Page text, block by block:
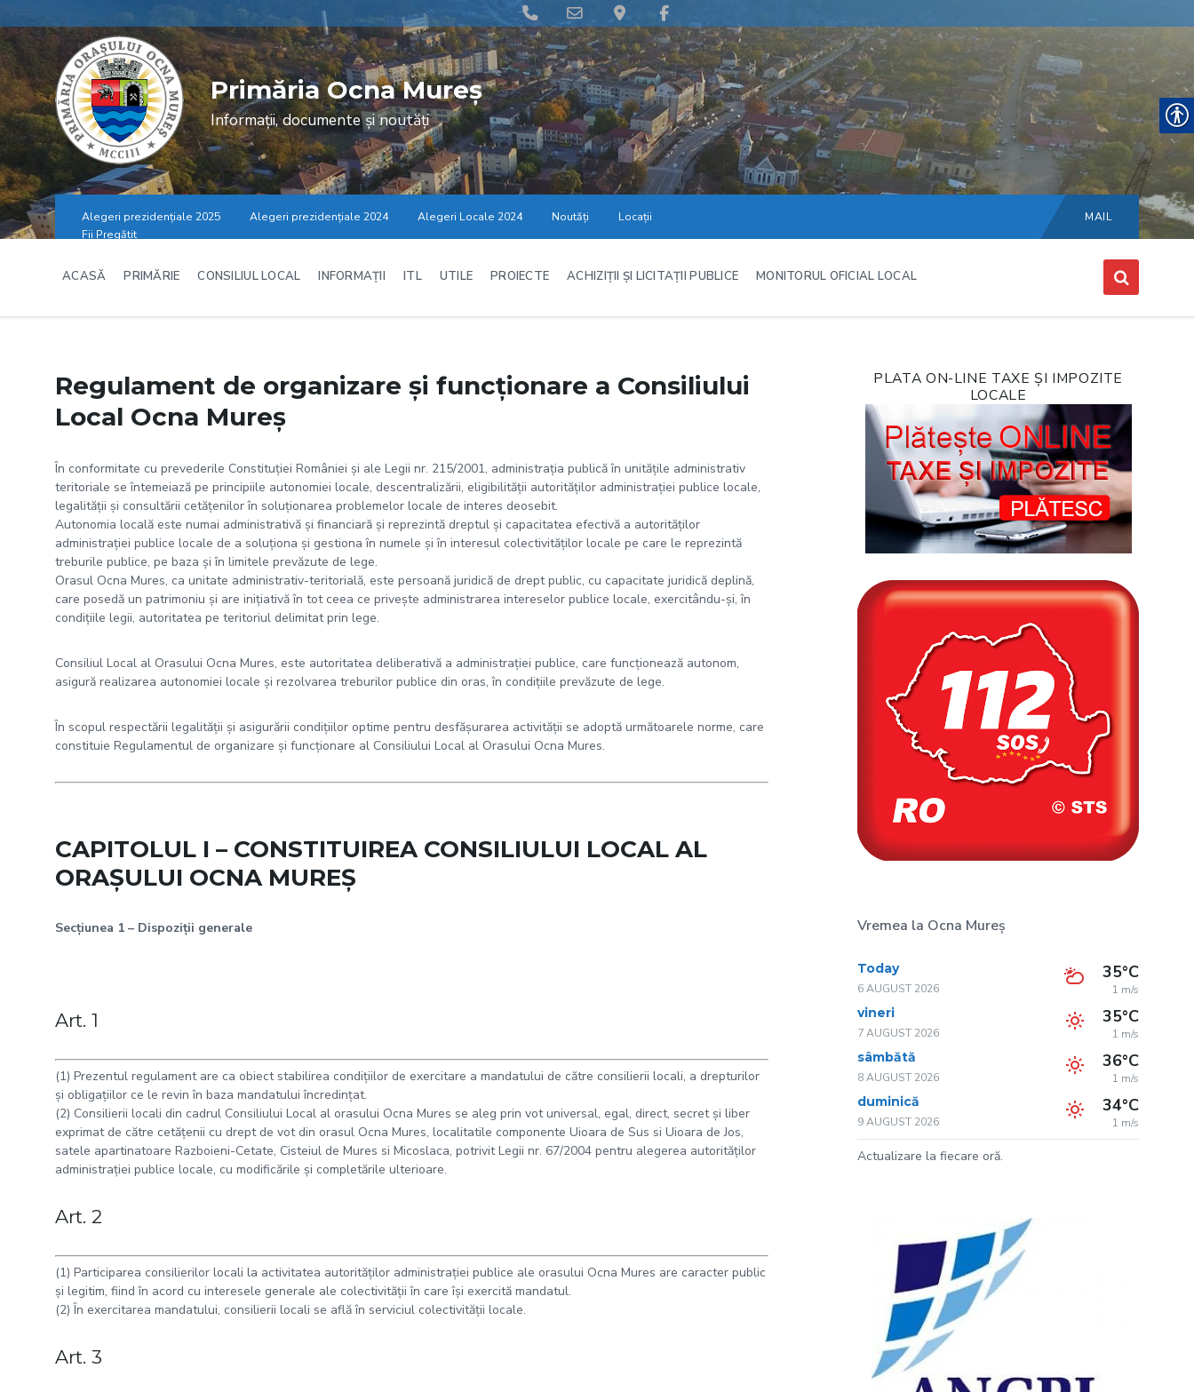
content
main
navigation
footer
Primăria Ocna Mureș
Informații, documente și noutăți
Alegeri prezidențiale 2025 Alegeri prezidențiale 2024 Alegeri Locale 2024 Noutăți
Locații
Fii Pregătit
Choose
language:
MAIL
ACASĂ PRIMĂRIE CONSILIUL LOCAL INFORMAȚII ITL UTILE PROIECTE ACHIZIȚII ȘI LICITAȚII PUBLICE MONITORUL OFICIAL LOCAL
Regulament de organizare şi funcţionare a Consiliului
Local Ocna Mureş
În conformitate cu prevederile Constituţiei României şi ale Legii nr. 215/2001, administraţia publică în unităţile administrativ
teritoriale se întemeiază pe principiile autonomiei locale, descentralizării, eligibilităţii autorităţilor administraţiei publice locale,
legalităţii şi consultării cetăţenilor în soluţionarea problemelor locale de interes deosebit.
Autonomia locală este numai administrativă şi financiară şi reprezintă dreptul şi capacitatea efectivă a autorităţilor
administraţiei publice locale de a soluţiona şi gestiona în numele şi în interesul colectivităţilor locale pe care le reprezintă
treburile publice, pe baza şi în limitele prevăzute de lege.
Orasul Ocna Mures, ca unitate administrativ-teritorială, este persoană juridică de drept public, cu capacitate juridică deplină,
care posedă un patrimoniu şi are iniţiativă în tot ceea ce priveşte administrarea intereselor publice locale, exercitându-şi, în
condiţiile legii, autoritatea pe teritoriul delimitat prin lege.
Consiliul Local al Orasului Ocna Mures, este autoritatea deliberativă a administraţiei publice, care funcţionează autonom,
asigură realizarea autonomiei locale şi rezolvarea treburilor publice din oras, în condiţiile prevăzute de lege.
În scopul respectării legalităţii şi asigurării condiţiilor optime pentru desfăşurarea activităţii se adoptă următoarele norme, care
constituie Regulamentul de organizare şi funcţionare al Consiliului Local al Orasului Ocna Mures.
CAPITOLUL I – CONSTITUIREA CONSILIULUI LOCAL AL
ORAŞULUI OCNA MUREŞ
Secţiunea 1 – Dispoziţii generale
Art. 1
(1) Prezentul regulament are ca obiect stabilirea condiţiilor de exercitare a mandatului de către consilierii locali, a drepturilor
şi obligaţiilor ce le revin în baza mandatului încredinţat.
(2) Consilierii locali din cadrul Consiliului Local al orasului Ocna Mures se aleg prin vot universal, egal, direct, secret şi liber
exprimat de către cetăţenii cu drept de vot din orasul Ocna Mures, localitatile componente Uioara de Sus si Uioara de Jos,
satele apartinatoare Razboieni-Cetate, Cisteiul de Mures si Micoslaca, potrivit Legii nr. 67/2004 pentru alegerea autorităţilor
administraţiei publice locale, cu modificările şi completările ulterioare.
Art. 2
(1) Participarea consilierilor locali la activitatea autorităţilor administraţiei publice ale orasului Ocna Mures are caracter public
şi legitim, fiind în acord cu interesele generale ale colectivităţii în care îşi exercită mandatul.
(2) În exercitarea mandatului, consilierii locali se află în serviciul colectivităţii locale.
Art. 3
PLATA ON-LINE TAXE ȘI IMPOZITE
LOCALE
Vremea la Ocna Mureș
Today
6 AUGUST 2026
35°C
1 m/s
vineri
7 AUGUST 2026
35°C
1 m/s
sâmbătă
8 AUGUST 2026
36°C
1 m/s
duminică
9 AUGUST 2026
34°C
1 m/s
Actualizare la fiecare oră.
Phone
Number
for
calling
Email
Address
Google
Maps